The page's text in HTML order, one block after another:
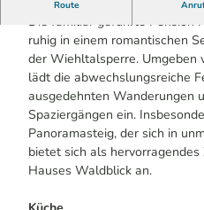
Route
Regional, naturnah &
Die familiär geführte Pension
ruhig in einem romantischen
der Wiehltalsperre. Umgeben
lädt die abwechslungsreiche
ausgedehnten Wanderungen
Spaziergängen ein.
Panoramasteig, der sich in
bietet sich als
Hauses Waldblick an.